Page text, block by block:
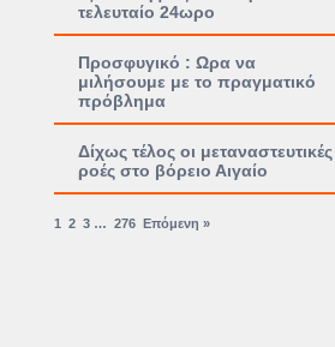
τελευταίο 24ωρο
Προσφυγικό : Ωρα να
μιλήσουμε με το πραγματικό
πρόβλημα
Δίχως τέλος οι μεταναστευτικές
ροές στο βόρειο Αιγαίο
1 2 3 … 276 Επόμενη »